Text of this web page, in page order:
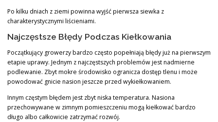
Po kilku dniach z ziemi powinna wyjść pierwsza siewka z
charakterystycznymi liścieniami.
Najczęstsze Błędy Podczas Kiełkowania
Początkujący growerzy bardzo często popełniają błędy już na pierwszym
etapie uprawy. Jednym z najczęstszych problemów jest nadmierne
podlewanie. Zbyt mokre środowisko ogranicza dostęp tlenu i może
powodować gnicie nasion jeszcze przed wykiełkowaniem.
Innym częstym błędem jest zbyt niska temperatura. Nasiona
przechowywane w zimnym pomieszczeniu mogą kiełkować bardzo
długo albo całkowicie zatrzymać rozwój.